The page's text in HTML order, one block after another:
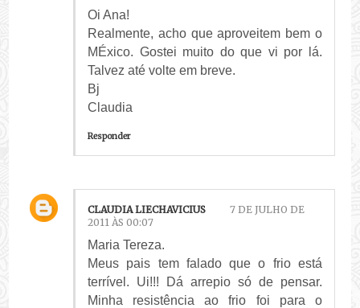
Oi Ana!
Realmente, acho que aproveitem bem o
MÉxico. Gostei muito do que vi por lá.
Talvez até volte em breve.
Bj
Claudia
Responder
CLAUDIA LIECHAVICIUS
7 DE JULHO DE
2011 ÀS 00:07
Maria Tereza.
Meus pais tem falado que o frio está
terrível. Ui!!! Dá arrepio só de pensar.
Minha resistência ao frio foi para o